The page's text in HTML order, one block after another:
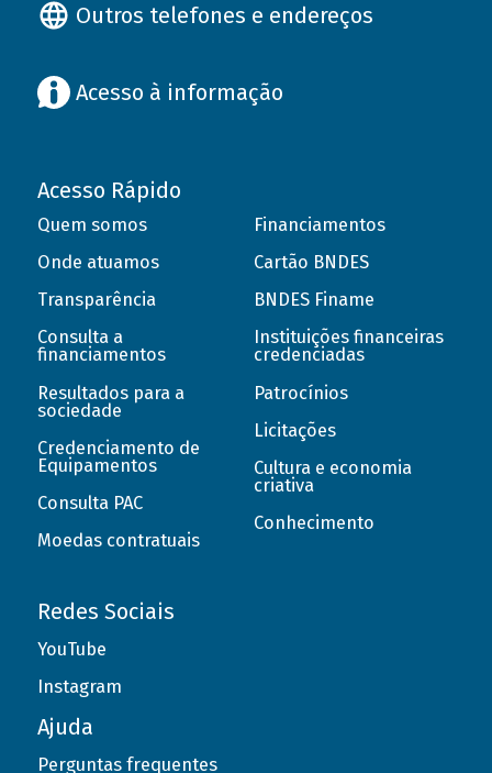
Outros telefones e endereços
Acesso à informação
Acesso Rápido
Quem somos
Onde atuamos
Transparência
Consulta a
financiamentos
Resultados para a
sociedade
Credenciamento de
Equipamentos
Consulta PAC
Moedas contratuais
Financiamentos
Cartão BNDES
BNDES Finame
Instituições financeiras
credenciadas
Patrocínios
Licitações
Cultura e economia
criativa
Conhecimento
Redes Sociais
YouTube
Instagram
Ajuda
Perguntas frequentes